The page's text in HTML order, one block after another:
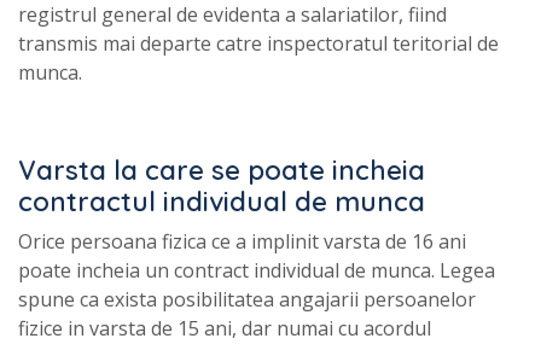
registrul general de evidenta a salariatilor, fiind
transmis mai departe catre inspectoratul teritorial de
munca.
Varsta la care se poate incheia
contractul individual de munca
Orice persoana fizica ce a implinit varsta de 16 ani
poate incheia un contract individual de munca. Legea
spune ca exista posibilitatea angajarii persoanelor
fizice in varsta de 15 ani, dar numai cu acordul